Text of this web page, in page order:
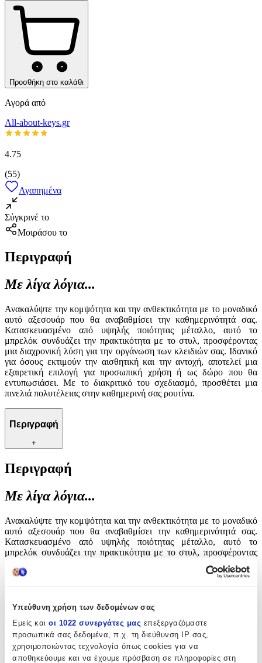
Υπεύθυνη χρήση των δεδομένων σας
Εμείς και οι 1022 συνεργάτες μας επεξεργαζόμαστε
προσωπικά σας δεδομένα, π.χ. τη διεύθυνση IP σας,
χρησιμοποιώντας τεχνολογία όπως cookies για να
αποθηκεύουμε και να έχουμε πρόσβαση σε πληροφορίες στη
Προσθήκη στο καλάθι
Αγορά από
All-about-keys.gr
4.75
(55)
Αγαπημένα
Σύγκρινέ το
Μοιράσου το
Περιγραφή
Με λίγα λόγια...
Ανακαλύψτε την κομψότητα και την ανθεκτικότητα με το μοναδικό
αυτό αξεσουάρ που θα αναβαθμίσει την καθημερινότητά σας.
Κατασκευασμένο από υψηλής ποιότητας μέταλλο, αυτό το
μπρελόκ συνδυάζει την πρακτικότητα με το στυλ, προσφέροντας
μια διαχρονική λύση για την οργάνωση των κλειδιών σας. Ιδανικό
για όσους εκτιμούν την αισθητική και την αντοχή, αποτελεί μια
εξαιρετική επιλογή για προσωπική χρήση ή ως δώρο που θα
εντυπωσιάσει. Με το διακριτικό του σχεδιασμό, προσθέτει μια
πινελιά πολυτέλειας στην καθημερινή σας ρουτίνα.
Περιγραφή
+
Περιγραφή
Με λίγα λόγια...
Ανακαλύψτε την κομψότητα και την ανθεκτικότητα με το μοναδικό
αυτό αξεσουάρ που θα αναβαθμίσει την καθημερινότητά σας.
Κατασκευασμένο από υψηλής ποιότητας μέταλλο, αυτό το
μπρελόκ συνδυάζει την πρακτικότητα με το στυλ, προσφέροντας
για όσους εκτιμούν την αισθητική και την αντοχή, αποτελεί μια
εξαιρετική επιλογή για προσωπική χρήση ή ως δώρο που θα
πινελιά πολυτέλειας στην καθημερινή σας ρουτίνα.
Χαρακτηριστικά
Τύπος: